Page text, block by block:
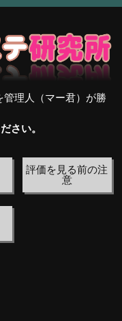
理人（マー君）が勝
さい。
評価を見る前の注
意